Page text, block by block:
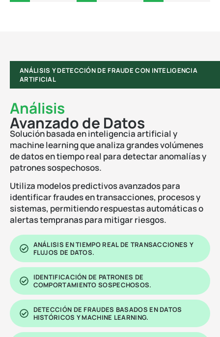
ANÁLISIS Y DETECCIÓN DE FRAUDE CON INTELIGENCIA
ARTIFICIAL
Análisis
Avanzado de Datos
Solución basada en inteligencia artificial y
machine learning que analiza grandes volúmenes
de datos en tiempo real para detectar anomalías y
patrones sospechosos.
Utiliza modelos predictivos avanzados para
identificar fraudes en transacciones, procesos y
sistemas, permitiendo respuestas automáticas o
alertas tempranas para mitigar riesgos.
ANÁLISIS EN TIEMPO REAL DE TRANSACCIONES Y
FLUJOS DE DATOS.
IDENTIFICACIÓN DE PATRONES DE
COMPORTAMIENTO SOSPECHOSOS.
DETECCIÓN DE FRAUDES BASADOS EN DATOS
HISTÓRICOS Y MACHINE LEARNING.